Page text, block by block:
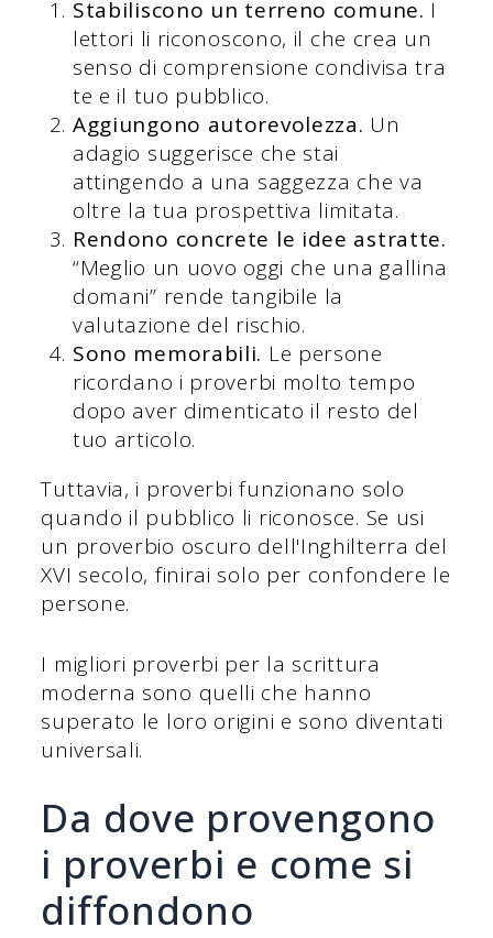
Stabiliscono un terreno comune. I
lettori li riconoscono, il che crea un
senso di comprensione condivisa tra
te e il tuo pubblico.
Aggiungono autorevolezza. Un
adagio suggerisce che stai
attingendo a una saggezza che va
oltre la tua prospettiva limitata.
Rendono concrete le idee astratte.
“Meglio un uovo oggi che una gallina
domani” rende tangibile la
valutazione del rischio.
Sono memorabili. Le persone
ricordano i proverbi molto tempo
dopo aver dimenticato il resto del
tuo articolo.
Tuttavia, i proverbi funzionano solo
quando il pubblico li riconosce. Se usi
un proverbio oscuro dell'Inghilterra del
XVI secolo, finirai solo per confondere le
persone.
I migliori proverbi per la scrittura
moderna sono quelli che hanno
superato le loro origini e sono diventati
universali.
Da dove provengono
i proverbi e come si
diffondono